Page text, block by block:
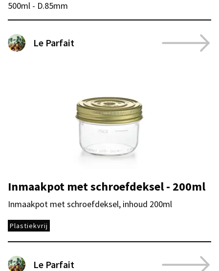
500ml - D.85mm
Le Parfait
Inmaakpot met schroefdeksel - 200ml
Inmaakpot met schroefdeksel, inhoud 200ml
Plastiekvrij
Le Parfait